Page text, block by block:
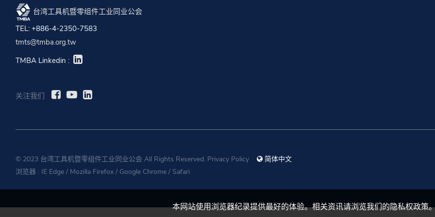
本网站使用浏览器纪录提供最好的体验。相关资讯请浏览我们的隐私权政策
台湾工具机暨零组件工业同业公会
TEL: +886-4-2350-7583
tmts@tmba.org.tw
TMBA Linkedin :
关注我们
© 2023 台湾工具机暨零组件工业同业公会 All Rights Reserved. Privacy Policy
简体中文
浏览器 : IE Edge / Mozilla Firefox / Google Chrome / Safari